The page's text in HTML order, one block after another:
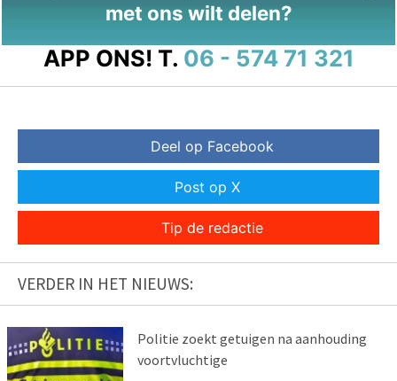
met ons wilt delen?
APP ONS! T. 06 - 574 71 321
Deel op Facebook
Post op X
Tip de redactie
VERDER IN HET NIEUWS:
Politie zoekt getuigen na aanhouding
voortvluchtige